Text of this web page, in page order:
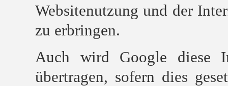
Websitenutzung und der
zu erbringen.
Auch wird Google diese
übertragen, sofern dies